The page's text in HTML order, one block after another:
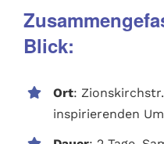
Blick:
Ort:
inspirierenden